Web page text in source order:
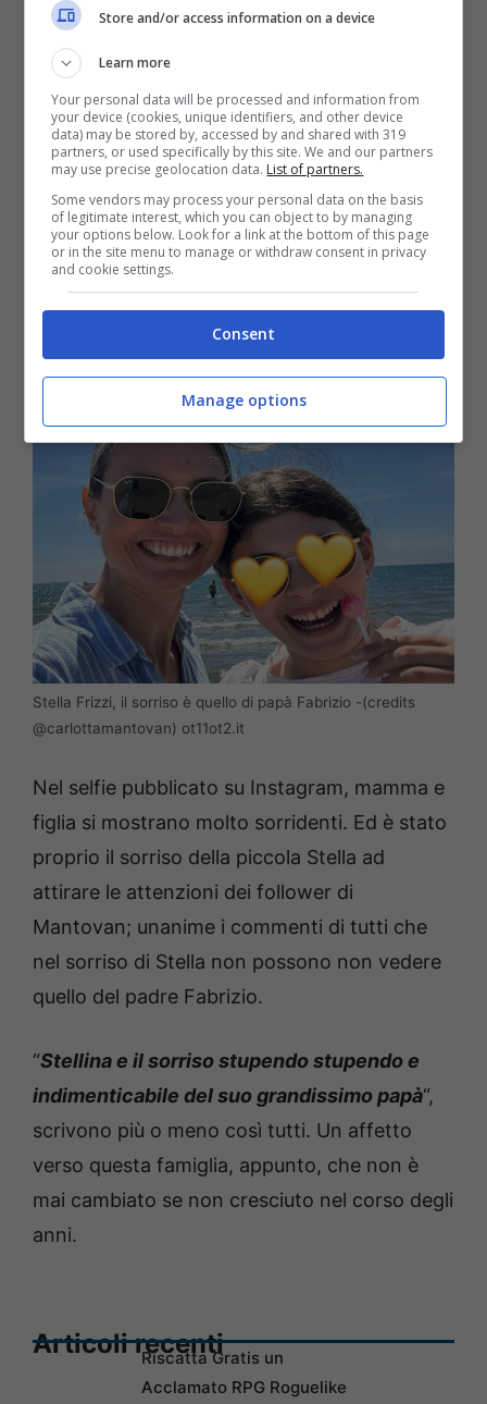
Proprio in questi giorni,
ha pubblicato un
figliain spiaggia. A corredo della foto, la
giornalista ha voluto spendere due parole
proprio per chi la sue, per ringraziare
dell’affetto che ogni volta sanno mostrare nei
loro confronti: “grazie per tutto l’affetto che
ho sentito e che mi è arrivato. Non sono
brava sui social […], ma questo è il mio
abbraccio virtuale per voi“.
Stella Frizzi, il sorriso è quello di papà Fabrizio -(credits
@carlottamantovan) ot11ot2.it
Nel selfie pubblicato su Instagram, mamma e
figlia si mostrano molto sorridenti. Ed è stato
proprio il sorriso della piccola Stella ad
attirare le attenzioni dei follower di
Mantovan; unanime i commenti di tutti che
nel sorriso di Stella non possono non vedere
quello del padre Fabrizio.
“Stellina e il sorriso stupendo stupendo e
indimenticabile del suo grandissimo papà“,
scrivono più o meno così tutti. Un affetto
verso questa famiglia, appunto, che non è
mai cambiato se non cresciuto nel corso degli
anni.
Articoli recenti
Riscatta Gratis un
Acclamato RPG Roguelike
Store and/or access information on a device
Learn more
Your personal data will be processed and information from
your device (cookies, unique identifiers, and other device
data) may be stored by, accessed by and shared with 319
partners, or used specifically by this site. We and our partners
may use precise geolocation data. List of partners.
Some vendors may process your personal data on the basis
of legitimate interest, which you can object to by managing
your options below. Look for a link at the bottom of this page
or in the site menu to manage or withdraw consent in privacy
and cookie settings.
Consent
Manage options